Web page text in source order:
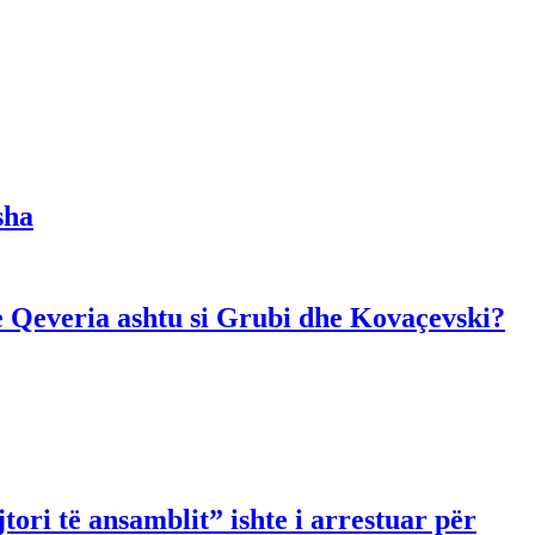
ashtu si Grubi dhe Kovaçevski?
të ansamblit” ishte i arrestuar për